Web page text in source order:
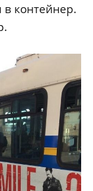
в контейнер.